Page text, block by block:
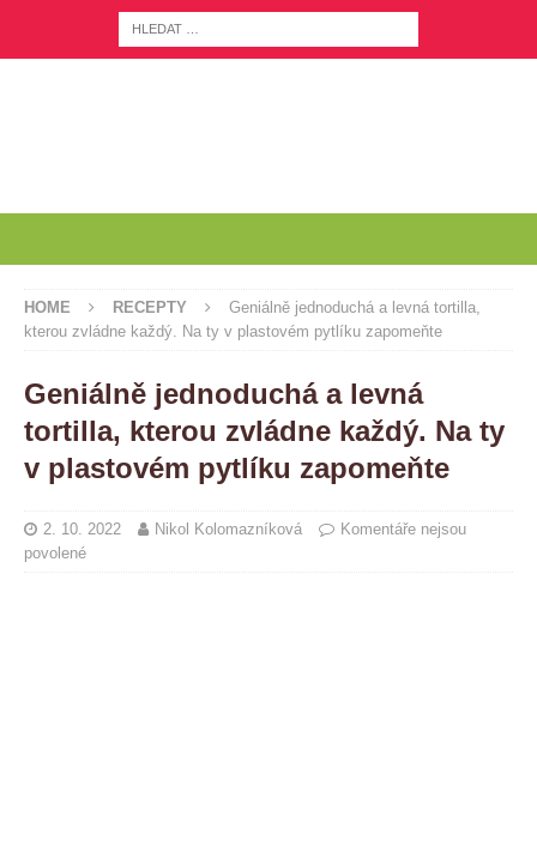
HOME RECEPTY
Geniálně jednoduchá a levná tortilla,
kterou zvládne každý. Na ty v plastovém pytlíku zapomeňte
Geniálně jednoduchá a levná
tortilla, kterou zvládne každý. Na ty
v plastovém pytlíku zapomeňte
2. 10. 2022 Nikol Kolomazníková
Komentáře nejsou
povolené